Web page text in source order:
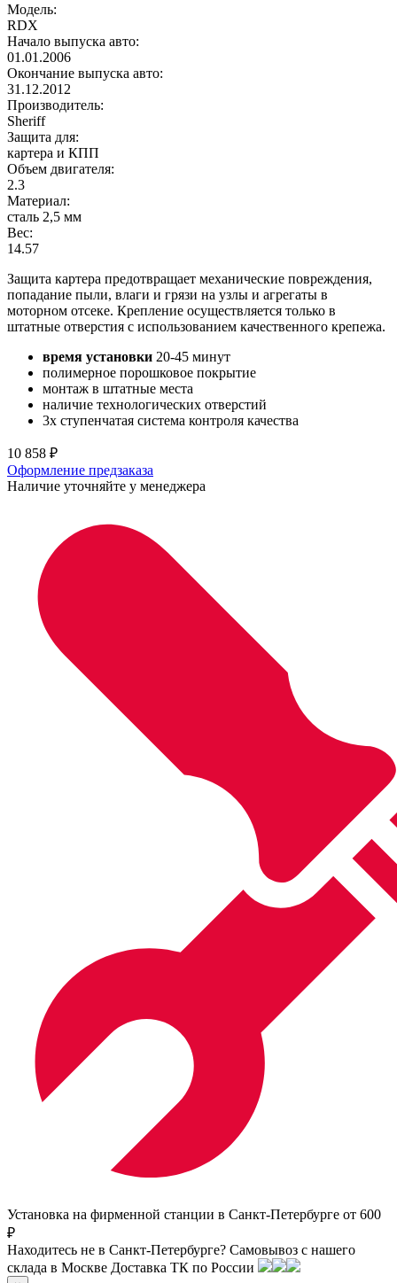
Модель:
RDX
Начало выпуска авто:
01.01.2006
Окончание выпуска авто:
31.12.2012
Производитель:
Sheriff
Защита для:
картера и КПП
Объем двигателя:
2.3
Материал:
сталь 2,5 мм
Вес:
14.57
Защита картера предотвращает механические повреждения,
попадание пыли, влаги и грязи на узлы и агрегаты в
моторном отсеке. Крепление осуществляется только в
штатные отверстия с использованием качественного крепежа.
время установки 20-45 минут
полимерное порошковое покрытие
монтаж в штатные места
наличие технологических отверстий
3х ступенчатая система контроля качества
10 858 ₽
Оформление предзаказа
Наличие уточняйте у менеджера
Установка на фирменной станции в Санкт-Петербурге от 600
₽
Находитесь не в Санкт-Петербурге? Самовывоз с нашего
склада в Москве Доставка ТК по России